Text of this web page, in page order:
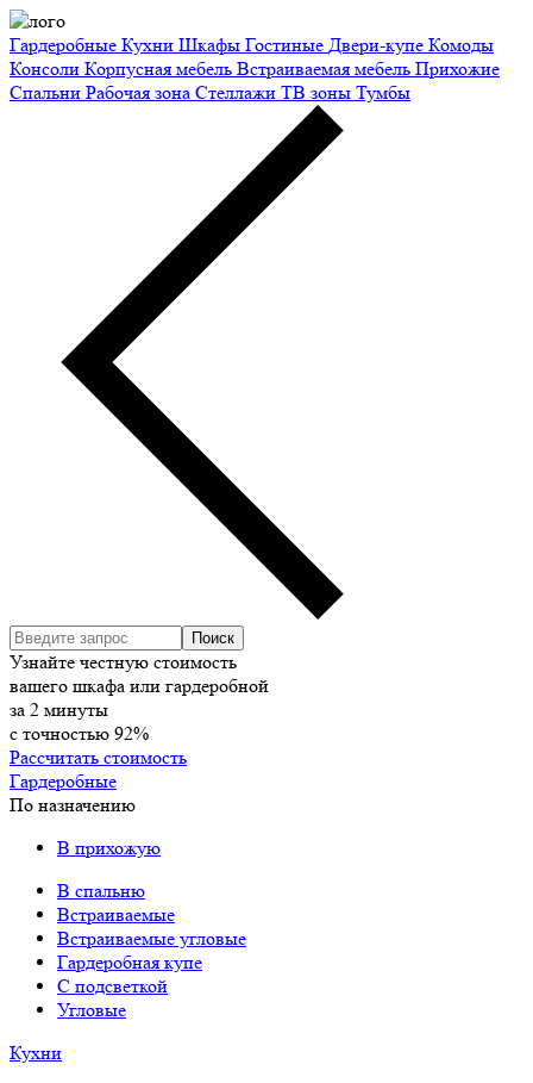
Гардеробные Кухни Шкафы Гостиные Двери-купе Комоды
Консоли Корпусная мебель Встраиваемая мебель Прихожие
Спальни Рабочая зона Стеллажи ТВ зоны Тумбы
Узнайте честную стоимость
вашего шкафа или гардеробной
за 2 минуты
с точностью 92%
Рассчитать стоимость
Гардеробные
По назначению
В прихожую
В спальню
Встраиваемые
Встраиваемые угловые
Гардеробная купе
С подсветкой
Угловые
Кухни